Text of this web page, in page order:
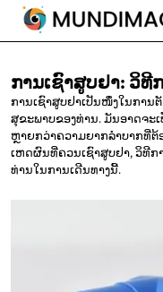
ການເຊົາສູບຢາ: ວິທີ
ການເຊົາສູບຢາເປັນໜຶ່ງໃນການ
ສຸຂະພາບຂອງທ່ານ. ມັນອາດຈ
ຫຼາຍກວ່າຄວາມຍາກລໍາບາກທີ່ຕ້
ເຫດຜົນທີ່ຄວນເຊົາສູບຢາ, ວິທີ
ທ່ານໃນການເດີນທາງນີ້.